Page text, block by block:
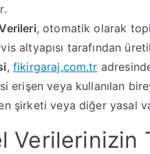
, otomatik olarak
altyapısı tarafından
, fikirgaraj.com.tr
erişen veya kullanılan
şirketi veya diğer yasal
Verilerinizin